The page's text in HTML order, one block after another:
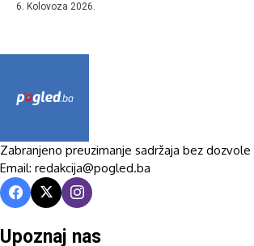
6. Kolovoza 2026.
Zabranjeno preuzimanje sadržaja bez dozvole
Email: redakcija@pogled.ba
Upoznaj nas